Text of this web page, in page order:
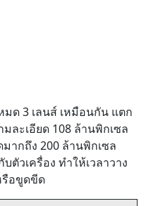
ด 3 เลนส์ เหมือนกัน แตก
ละเอียด 108 ล้านพิกเซล
มากถึง 200 ล้านพิกเซล
ตัวเครื่อง ทำให้เวลาวาง
รือขูดขีด